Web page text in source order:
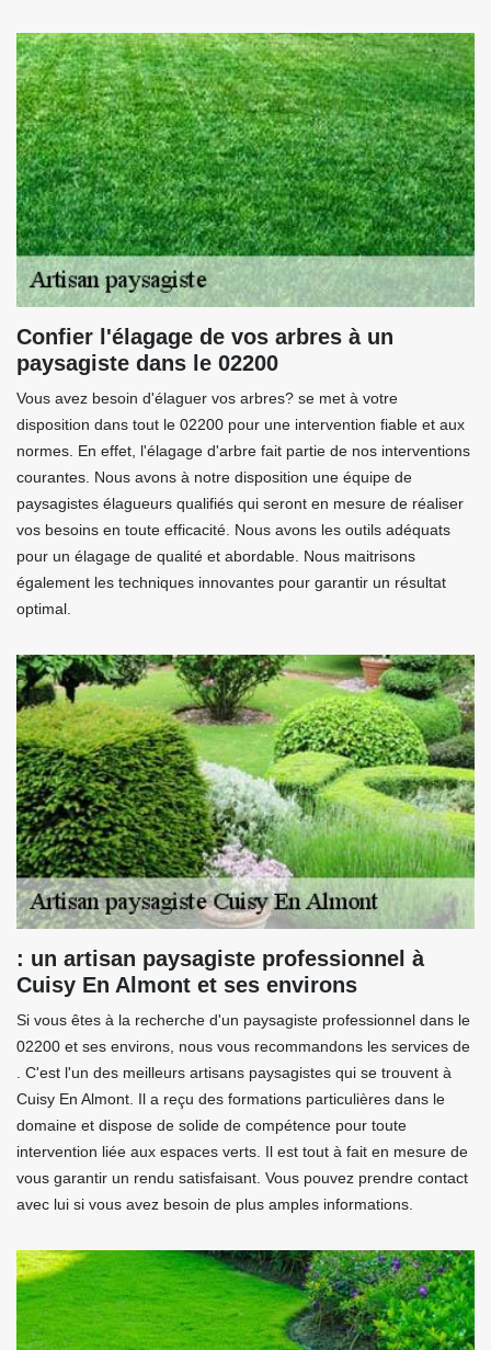
Confier l'élagage de vos arbres à un
paysagiste dans le 02200
Vous avez besoin d'élaguer vos arbres? se met à votre
disposition dans tout le 02200 pour une intervention fiable et aux
normes. En effet, l'élagage d'arbre fait partie de nos interventions
courantes. Nous avons à notre disposition une équipe de
paysagistes élagueurs qualifiés qui seront en mesure de réaliser
vos besoins en toute efficacité. Nous avons les outils adéquats
pour un élagage de qualité et abordable. Nous maitrisons
également les techniques innovantes pour garantir un résultat
optimal.
: un artisan paysagiste professionnel à
Cuisy En Almont et ses environs
Si vous êtes à la recherche d'un paysagiste professionnel dans le
02200 et ses environs, nous vous recommandons les services de
. C'est l'un des meilleurs artisans paysagistes qui se trouvent à
Cuisy En Almont. Il a reçu des formations particulières dans le
domaine et dispose de solide de compétence pour toute
intervention liée aux espaces verts. Il est tout à fait en mesure de
vous garantir un rendu satisfaisant. Vous pouvez prendre contact
avec lui si vous avez besoin de plus amples informations.